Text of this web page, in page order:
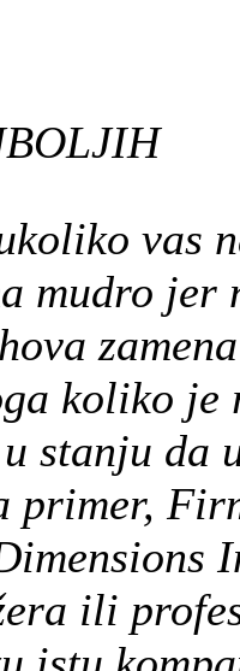
vas
mudro jer
koliko je
stanju da
primer,
ili